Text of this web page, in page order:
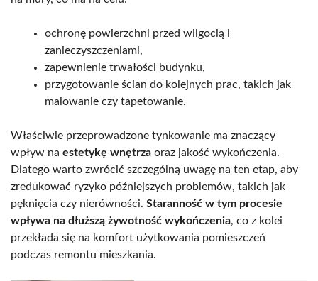
ochronę powierzchni przed wilgocią i
zanieczyszczeniami,
zapewnienie trwałości budynku,
przygotowanie ścian do kolejnych prac, takich jak
malowanie czy tapetowanie.
Właściwie przeprowadzone tynkowanie ma znaczący
wpływ na estetykę wnętrza oraz jakość wykończenia.
Dlatego warto zwrócić szczególną uwagę na ten etap, aby
zredukować ryzyko późniejszych problemów, takich jak
pęknięcia czy nierówności. Staranność w tym procesie
wpływa na dłuższą żywotność wykończenia, co z kolei
przekłada się na komfort użytkowania pomieszczeń
podczas remontu mieszkania.